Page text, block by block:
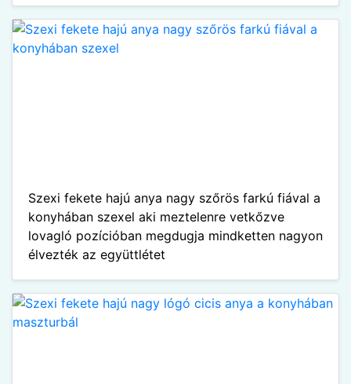
Szexi fekete hajú anya nagy szőrös farkú fiával a
konyhában szexel aki meztelenre vetkőzve
lovagló pozícióban megdugja mindketten nagyon
élvezték az együttlétet